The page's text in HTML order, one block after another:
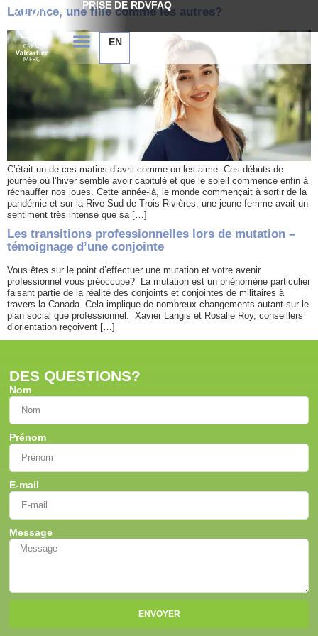
PRISE DE RDVFAQ
EN
Laurence, une fille comme les autres?
C’était un de ces matins d’avril comme on les aime. Ces débuts de
journée où l’hiver semble avoir capitulé et que le soleil commence enfin à
réchauffer nos joues. Cette année-là, le monde commençait à sortir de la
pandémie et sur la Rive-Sud de Trois-Rivières, une jeune femme avait un
sentiment très intense que sa […]
Les transitions professionnelles lors de mutation –
témoignage d’une conjointe
Vous êtes sur le point d’effectuer une mutation et votre avenir
professionnel vous préoccupe? La mutation est un phénomène particulier
faisant partie de la réalité des conjoints et conjointes de militaires à
travers la Canada. Cela implique de nombreux changements autant sur le
plan social que professionnel. Xavier Langis et Rosalie Roy, conseillers
d’orientation reçoivent […]
DES QUESTIONS?
Nom
Prénom
E-mail
Message
ENVOYER